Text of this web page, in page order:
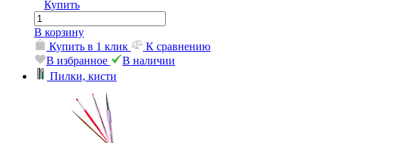
Купить
В корзину
Купить в 1 клик
К сравнению
В избранное
В наличии
Пилки, кисти